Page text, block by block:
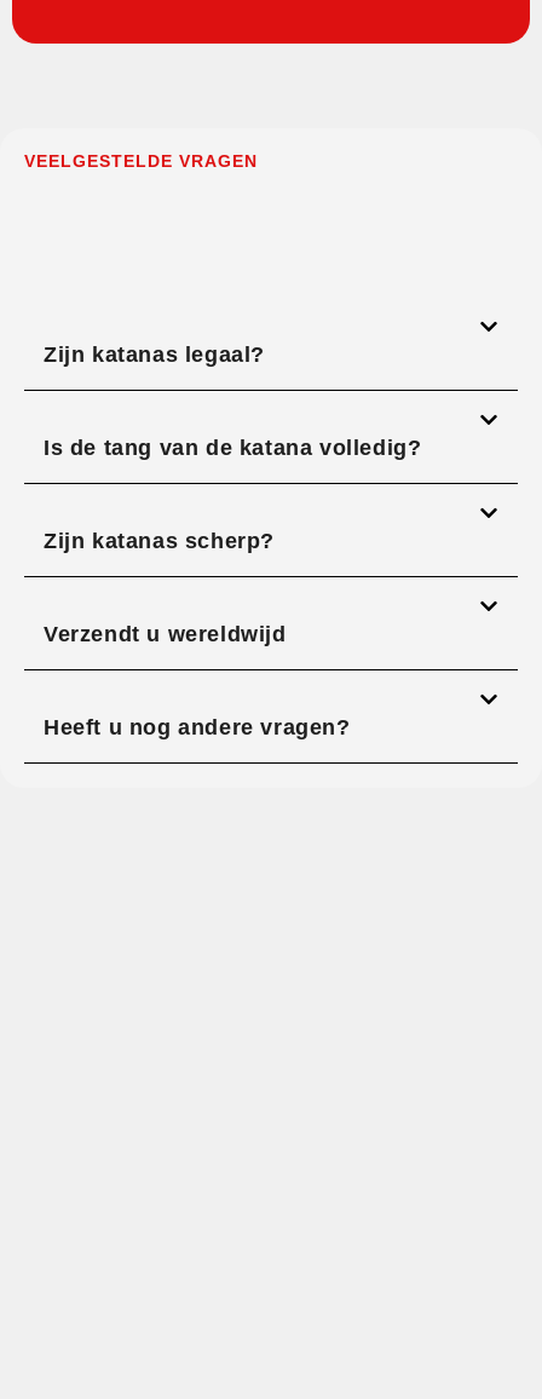
VEELGESTELDE VRAGEN
Zijn katanas legaal?
Is de tang van de katana volledig?
Zijn katanas scherp?
Verzendt u wereldwijd
Heeft u nog andere vragen?